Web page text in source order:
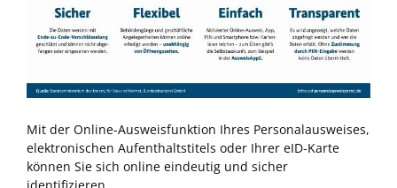
Mit der Online-Ausweisfunktion Ihres Personalausweises,
elektronischen Aufenthaltstitels oder Ihrer eID-Karte
können Sie sich online eindeutig und sicher
identifizieren.